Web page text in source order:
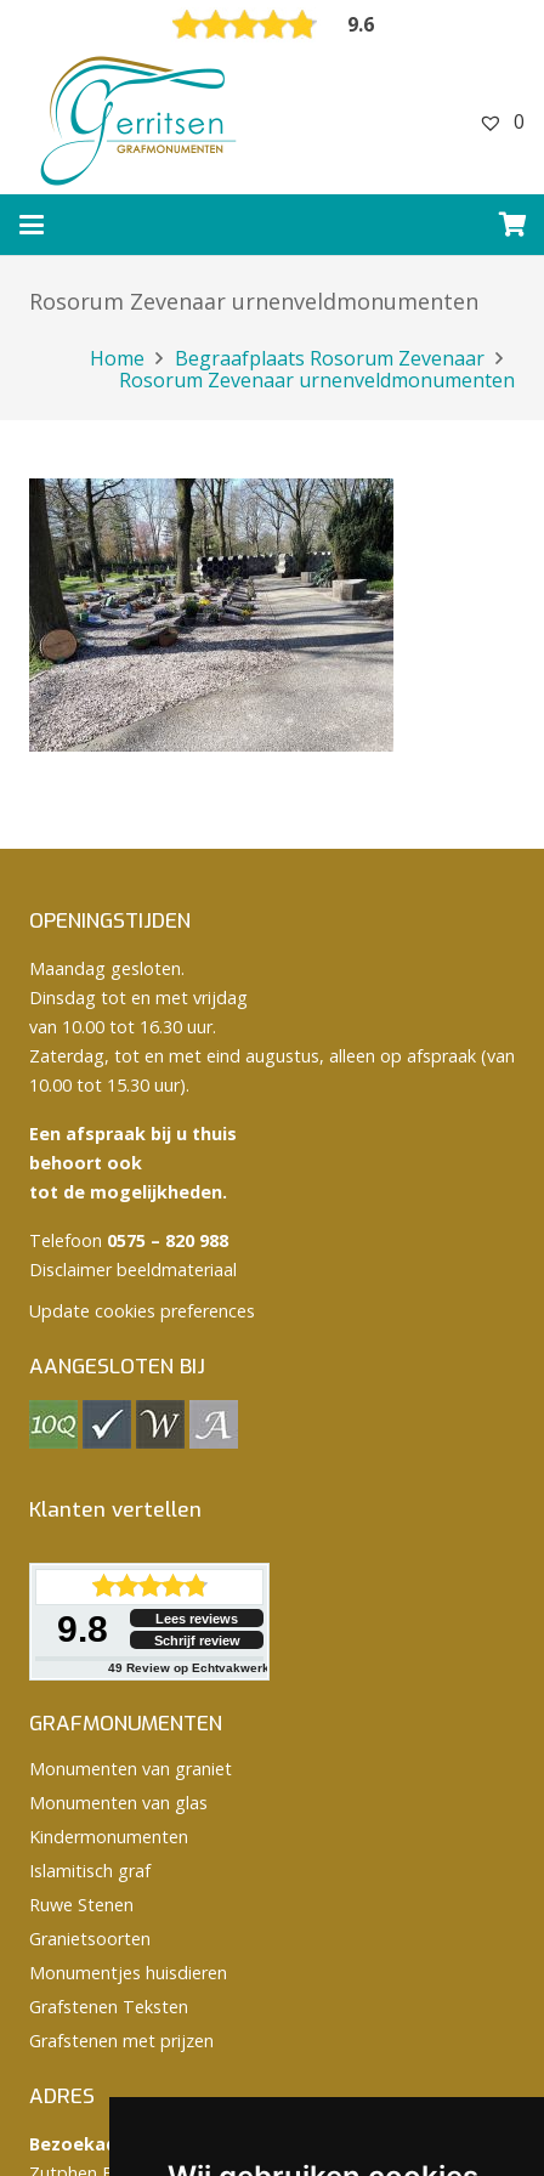
9.6
0
Rosorum Zevenaar urnenveldmonumenten
Home
Begraafplaats Rosorum Zevenaar
Rosorum Zevenaar urnenveldmonumenten
OPENINGSTIJDEN
Maandag gesloten.
Dinsdag tot en met vrijdag
van 10.00 tot 16.30 uur.
Zaterdag, tot en met eind augustus, alleen op afspraak (van
10.00 tot 15.30 uur).
Een afspraak bij u thuis
behoort ook
tot de mogelijkheden.
Telefoon 0575 – 820 988
Disclaimer beeldmateriaal
Update cookies preferences
AANGESLOTEN BIJ
Klanten vertellen
9.8
Lees reviews
Schrijf review
49 Review op Echtvakwerk
GRAFMONUMENTEN
Monumenten van graniet
Monumenten van glas
Kindermonumenten
Islamitisch graf
Ruwe Stenen
Granietsoorten
Monumentjes huisdieren
Grafstenen Teksten
Grafstenen met prijzen
ADRES
Bezoekadres: